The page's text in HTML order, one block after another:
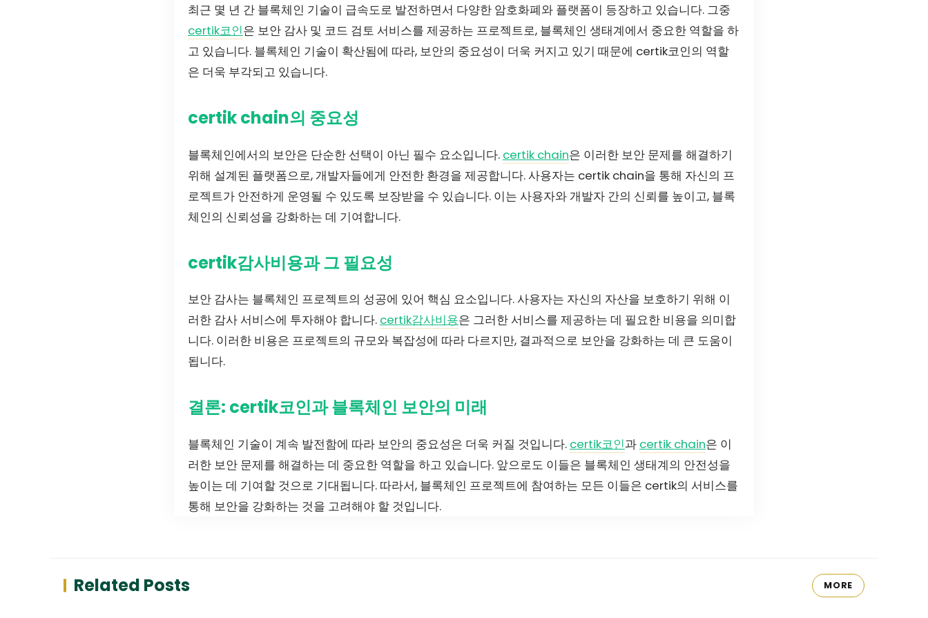
최근 몇 년 간 블록체인 기술이 급속도로 발전하면서 다양한 암호화폐와 플랫폼이 등장하고 있습니다. 그중
certik코인은 보안 감사 및 코드 검토 서비스를 제공하는 프로젝트로, 블록체인 생태계에서 중요한 역할을 하
고 있습니다. 블록체인 기술이 확산됨에 따라, 보안의 중요성이 더욱 커지고 있기 때문에 certik코인의 역할
은 더욱 부각되고 있습니다.
certik chain의 중요성
블록체인에서의 보안은 단순한 선택이 아닌 필수 요소입니다. certik chain은 이러한 보안 문제를 해결하기
위해 설계된 플랫폼으로, 개발자들에게 안전한 환경을 제공합니다. 사용자는 certik chain을 통해 자신의 프
로젝트가 안전하게 운영될 수 있도록 보장받을 수 있습니다. 이는 사용자와 개발자 간의 신뢰를 높이고, 블록
체인의 신뢰성을 강화하는 데 기여합니다.
certik감사비용과 그 필요성
보안 감사는 블록체인 프로젝트의 성공에 있어 핵심 요소입니다. 사용자는 자신의 자산을 보호하기 위해 이
러한 감사 서비스에 투자해야 합니다. certik감사비용은 그러한 서비스를 제공하는 데 필요한 비용을 의미합
니다. 이러한 비용은 프로젝트의 규모와 복잡성에 따라 다르지만, 결과적으로 보안을 강화하는 데 큰 도움이
됩니다.
결론: certik코인과 블록체인 보안의 미래
블록체인 기술이 계속 발전함에 따라 보안의 중요성은 더욱 커질 것입니다. certik코인과 certik chain은 이
러한 보안 문제를 해결하는 데 중요한 역할을 하고 있습니다. 앞으로도 이들은 블록체인 생태계의 안전성을
높이는 데 기여할 것으로 기대됩니다. 따라서, 블록체인 프로젝트에 참여하는 모든 이들은 certik의 서비스를
통해 보안을 강화하는 것을 고려해야 할 것입니다.
Related Posts MORE